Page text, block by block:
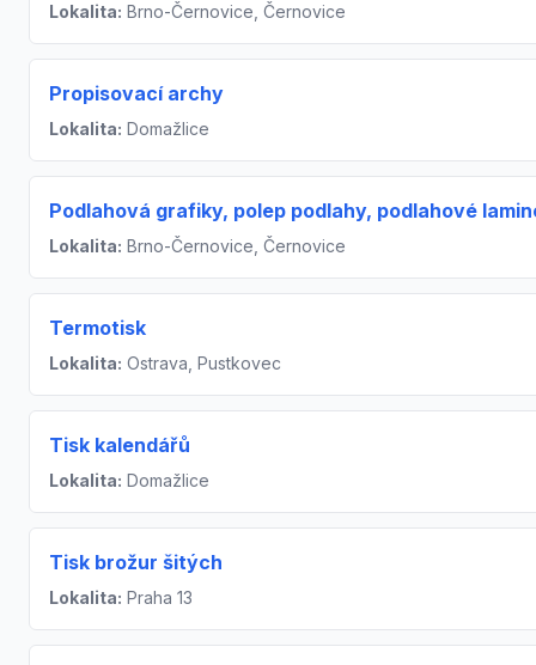
Lokalita: Brno-Černovice, Černovice
Propisovací archy
Lokalita: Domažlice
Podlahová grafiky, polep podlahy, podlahové
Lokalita: Brno-Černovice, Černovice
Termotisk
Lokalita: Ostrava, Pustkovec
Tisk kalendářů
Lokalita: Domažlice
Tisk brožur šitých
Lokalita: Praha 13